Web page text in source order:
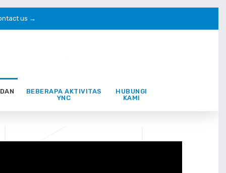
us →
BEBERAPA AKTIVITAS
YNC
HUBUNGI
KAMI